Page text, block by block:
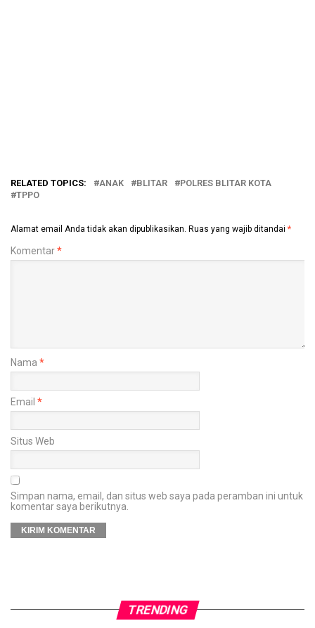
RELATED TOPICS: ANAK BLITAR
POLRES BLITAR KOTA
TPPO
Alamat email Anda tidak akan dipublikasikan. Ruas yang wajib ditandai *
Komentar*
Nama *
Email *
Situs Web
Simpan nama, email, dan situs web saya pada peramban ini untuk
komentar saya berikutnya.
TRENDING